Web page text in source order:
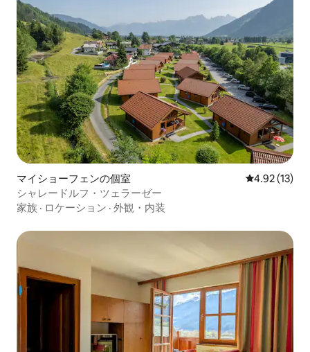
マイショーフェンの個室 レビュー13
4.92 (13)
シャレードルフ・ツェラーゼー
家族 · ロケーション · 外観・内装